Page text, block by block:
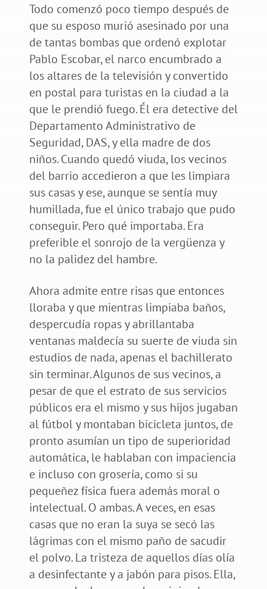
Todo comenzó poco tiempo después de
que su esposo murió asesinado por una
de tantas bombas que ordenó explotar
Pablo Escobar, el narco encumbrado a
los altares de la televisión y convertido
en postal para turistas en la ciudad a la
que le prendió fuego. Él era detective del
Departamento Administrativo de
Seguridad, DAS, y ella madre de dos
niños. Cuando quedó viuda, los vecinos
del barrio accedieron a que les limpiara
sus casas y ese, aunque se sentía muy
humillada, fue el único trabajo que pudo
conseguir. Pero qué importaba. Era
preferible el sonrojo de la vergüenza y
no la palidez del hambre.
Ahora admite entre risas que entonces
lloraba y que mientras limpiaba baños,
despercudía ropas y abrillantaba
ventanas maldecía su suerte de viuda sin
estudios de nada, apenas el bachillerato
sin terminar. Algunos de sus vecinos, a
pesar de que el estrato de sus servicios
públicos era el mismo y sus hijos jugaban
al fútbol y montaban bicicleta juntos, de
pronto asumían un tipo de superioridad
automática, le hablaban con impaciencia
e incluso con grosería, como si su
pequeñez física fuera además moral o
intelectual. O ambas. A veces, en esas
casas que no eran la suya se secó las
lágrimas con el mismo paño de sacudir
el polvo. La tristeza de aquellos días olía
a desinfectante y a jabón para pisos. Ella,